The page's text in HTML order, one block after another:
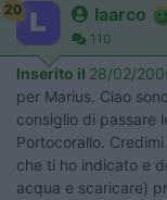
20 laarco
110
Inserito il 28/02/
per Marius. Ciao
consiglio di passare
Portocorallo.
che ti ho indicato e
acqua e scaricare)